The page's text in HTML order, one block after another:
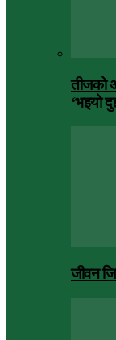
तीजको
‘भइयो
जीवन